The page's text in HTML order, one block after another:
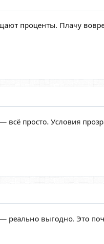
проценты. Плачу
всё просто. Условия
выгодно. Это